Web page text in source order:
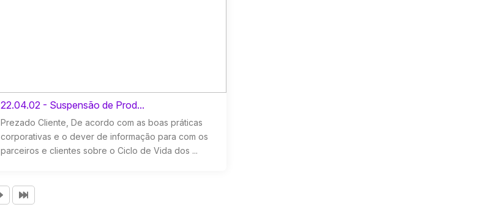
22.04.02 - Suspensão de Prod...
Prezado Cliente, De acordo com as boas práticas
corporativas e o dever de informação para com os
parceiros e clientes sobre o Ciclo de Vida dos ...